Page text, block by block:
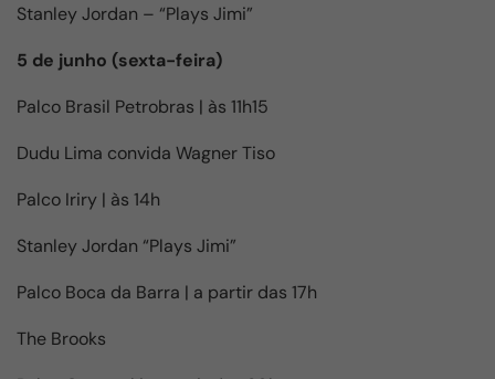
Stanley Jordan – “Plays Jimi”
5 de junho (sexta-feira)
Palco Brasil Petrobras | às 11h15
Dudu Lima convida Wagner Tiso
Palco Iriry | às 14h
Stanley Jordan “Plays Jimi”
Palco Boca da Barra | a partir das 17h
The Brooks